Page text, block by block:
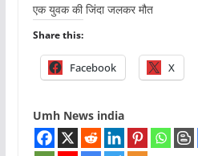
एक युवक की जिंदा जलकर मौत
Share this:
Facebook X
Umh News india